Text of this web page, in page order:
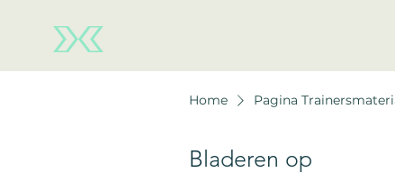
Home Pagina
Bladeren op